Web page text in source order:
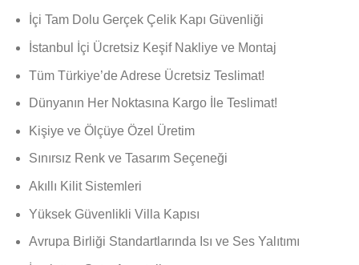
İçi Tam Dolu Gerçek Çelik Kapı Güvenliği
İstanbul İçi Ücretsiz Keşif Nakliye ve Montaj
Tüm Türkiye’de Adrese Ücretsiz Teslimat!
Dünyanın Her Noktasına Kargo İle Teslimat!
Kişiye ve Ölçüye Özel Üretim
Sınırsız Renk ve Tasarım Seçeneği
Akıllı Kilit Sistemleri
Yüksek Güvenlikli Villa Kapısı
Avrupa Birliği Standartlarında Isı ve Ses Yalıtımı